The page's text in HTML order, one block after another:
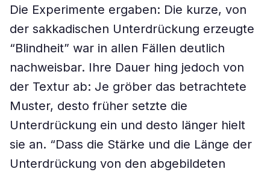
Die Experimente ergaben: Die kurze, von
der sakkadischen Unterdrückung erzeugte
“Blindheit” war in allen Fällen deutlich
nachweisbar. Ihre Dauer hing jedoch von
der Textur ab: Je gröber das betrachtete
Muster, desto früher setzte die
Unterdrückung ein und desto länger hielt
sie an. “Dass die Stärke und die Länge der
Unterdrückung von den abgebildeten